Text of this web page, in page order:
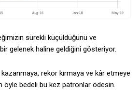
sürekli küçüldüğünü ve
gelenek haline geldiğini gösteriyor.
rekor kırmaya ve kâr etmeye
öyle bedeli bu kez patronlar ödesin.